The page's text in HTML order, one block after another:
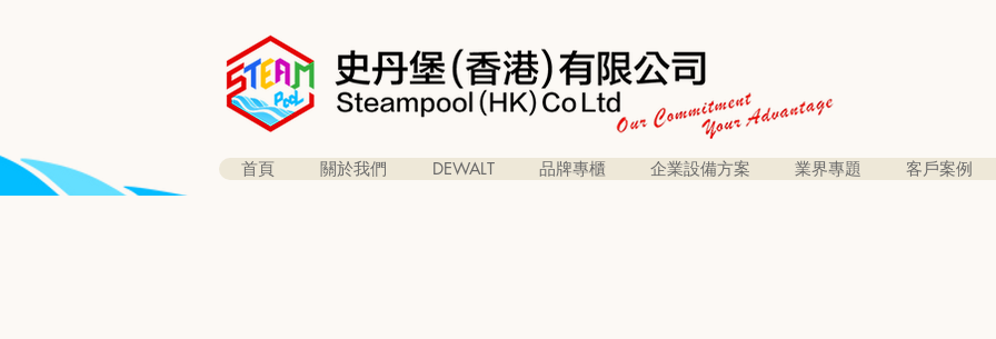
首頁 關於我們 DEWALT 品牌專櫃 企業設備方案 業界專題 客戶案例